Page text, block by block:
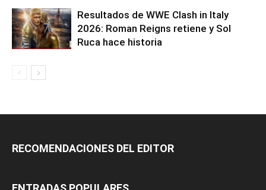
Resultados de WWE Clash in Italy
2026: Roman Reigns retiene y Sol
Ruca hace historia
RECOMENDACIONES DEL EDITOR